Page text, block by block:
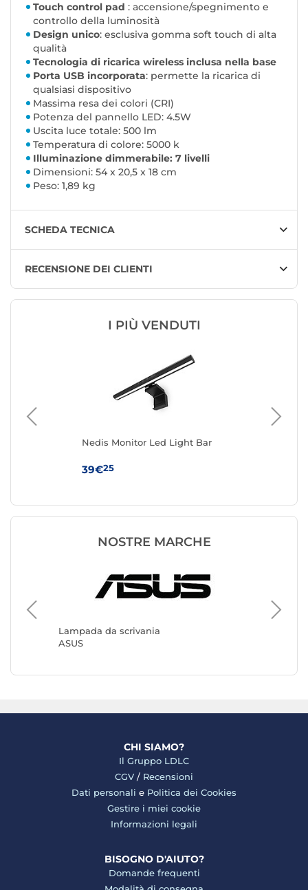
Touch control pad : accensione/spegnimento e
controllo della luminosità
Design unico: esclusiva gomma soft touch di alta
qualità
Tecnologia di ricarica wireless inclusa nella base
Porta USB incorporata: permette la ricarica di
qualsiasi dispositivo
Massima resa dei colori (CRI)
Potenza del pannello LED: 4.5W
Uscita luce totale: 500 lm
Temperatura di colore: 5000 k
Illuminazione dimmerabile: 7 livelli
Dimensioni: 54 x 20,5 x 18 cm
Peso: 1,89 kg
SCHEDA TECNICA
RECENSIONE DEI CLIENTI
I PIÙ VENDUTI
Nedis Monitor Led Light Bar
39€25
NOSTRE MARCHE
Lampada da scrivania
ASUS
BenQ
CHI SIAMO?
Il Gruppo LDLC
CGV / Recensioni
Dati personali e Politica dei Cookies
Gestire i miei cookie
Informazioni legali
BISOGNO D'AIUTO?
Domande frequenti